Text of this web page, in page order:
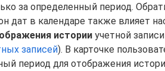
за определенный период.
дат в календаре также влияет
истории учетной
записей). В карточке
период для отображения